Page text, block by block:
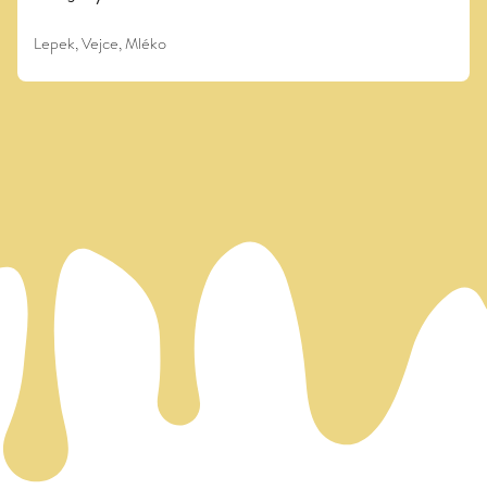
Lepek, Vejce, Mléko